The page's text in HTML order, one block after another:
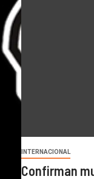
INTERNACIONAL
Confirman